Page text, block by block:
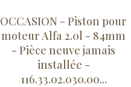
OCCASION - Piston pour
moteur Alfa 2.0l - 84mm
- Pièce neuve jamais
installée -
116.33.02.030.00...